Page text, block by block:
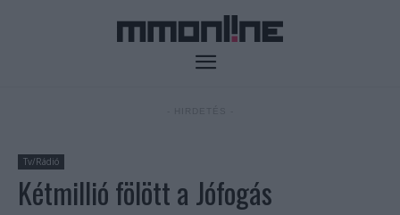
Tv/Rádió
Kétmillió fölött a Jófogás